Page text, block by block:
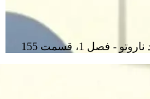
فصل 1، قسمت 155